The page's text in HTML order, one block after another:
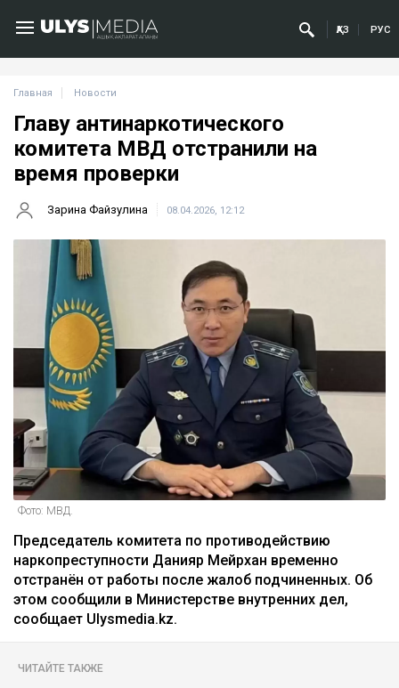
ҚАЗ РУС
Главная Новости
Главу антинаркотического
комитета МВД отстранили на
время проверки
Зарина Файзулина 08.04.2026, 12:12
Фото: МВД.
Председатель комитета по противодействию
наркопреступности Данияр Мейрхан временно
отстранён от работы после жалоб подчиненных. Об
этом сообщили в Министерстве внутренних дел,
сообщает Ulysmedia.kz.
ЧИТАЙТЕ ТАКЖЕ